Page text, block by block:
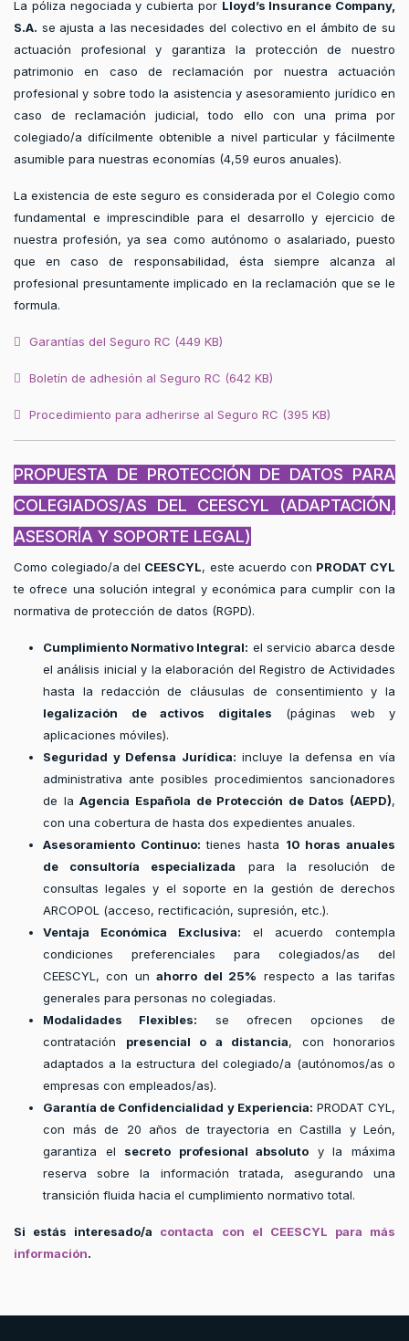
La póliza negociada y cubierta por Lloyd’s Insurance Company,
S.A. se ajusta a las necesidades del colectivo en el ámbito de su
actuación profesional y garantiza la protección de nuestro
patrimonio en caso de reclamación por nuestra actuación
profesional y sobre todo la asistencia y asesoramiento jurídico en
caso de reclamación judicial, todo ello con una prima por
colegiado/a difícilmente obtenible a nivel particular y fácilmente
asumible para nuestras economías (4,59 euros anuales).
La existencia de este seguro es considerada por el Colegio como
fundamental e imprescindible para el desarrollo y ejercicio de
nuestra profesión, ya sea como autónomo o asalariado, puesto
que en caso de responsabilidad, ésta siempre alcanza al
profesional presuntamente implicado en la reclamación que se le
formula.
pdf
Garantías del Seguro RC (449 KB)
pdf
Boletín de adhesión al Seguro RC (642 KB)
pdf
Procedimiento para adherirse al Seguro RC (395 KB)
PROPUESTA DE PROTECCIÓN DE DATOS PARA
COLEGIADOS/AS DEL CEESCYL (ADAPTACIÓN,
ASESORÍA Y SOPORTE LEGAL)
Como colegiado/a del CEESCYL, este acuerdo con PRODAT CYL
te ofrece una solución integral y económica para cumplir con la
normativa de protección de datos (RGPD).
Cumplimiento Normativo Integral: el servicio abarca desde
el análisis inicial y la elaboración del Registro de Actividades
hasta la redacción de cláusulas de consentimiento y la
legalización de activos digitales (páginas web y
aplicaciones móviles).
Seguridad y Defensa Jurídica: incluye la defensa en vía
administrativa ante posibles procedimientos sancionadores
de laAgencia Española de Protección de Datos (AEPD),
con una cobertura de hasta dos expedientes anuales.
Asesoramiento Continuo: tienes hasta 10 horas anuales
de consultoría especializada para la resolución de
consultas legales y el soporte en la gestión de derechos
ARCOPOL (acceso, rectificación, supresión, etc.).
Ventaja Económica Exclusiva: el acuerdo contempla
condiciones preferenciales para colegiados/as del
CEESCYL, con unahorro del 25% respecto a las tarifas
generales para personas no colegiadas.
Modalidades Flexibles: se ofrecen opciones de
contratación presencial o a distancia, con honorarios
adaptados a la estructura del colegiado/a (autónomos/as o
empresas con empleados/as).
Garantía de Confidencialidad y Experiencia: PRODAT CYL,
con más de 20 años de trayectoria en Castilla y León,
garantiza el secreto profesional absoluto y la máxima
reserva sobre la información tratada, asegurando una
transición fluida hacia el cumplimiento normativo total.
Si estás interesado/a contacta con el CEESCYL para más
información.